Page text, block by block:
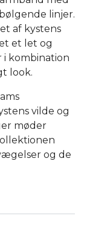
linjer.
af kystens
et let og
kombination
look.
vilde og
møder
og de